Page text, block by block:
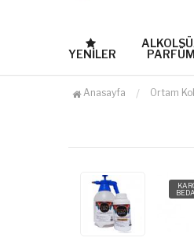
YENILER
PARFÜM
Anasayfa Ortam